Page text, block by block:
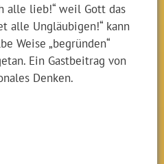
alle lieb!“ weil Gott das
alle Ungläubigen!“ kann
Weise „begründen“
Ein Gastbeitrag von
Denken.